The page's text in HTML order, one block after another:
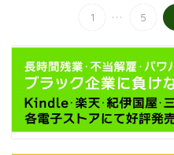
1 ... 5